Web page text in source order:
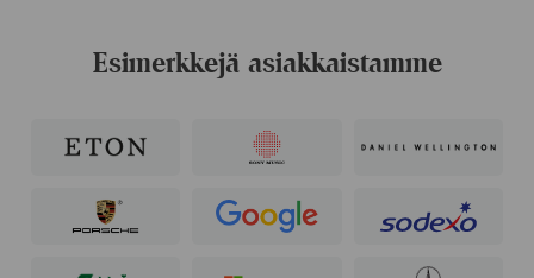
Esimerkkejä asiakkaistamme